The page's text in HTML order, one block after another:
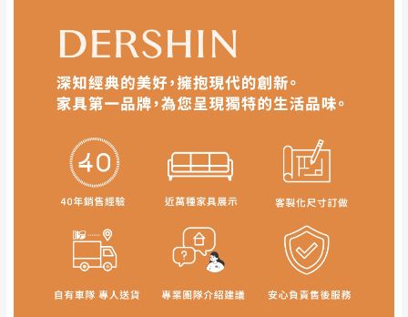
商品，無法指定特定時間送達，司機當天到貨前皆會
再與您通知，讓您不用整天在家等貨，以免浪費你的
寶貴時間。
如遇自然災害、政府宣布之災害警報等不可抗力情
或停止運送服務。
百貨公司配送暫無法配合開店前、閉店後時段，並送
至百貨公司卸貨區為限，恕無法送至指定樓面。
遇百貨周年慶期間，恕暫停百貨公司相關運送 》
無回收家具服務，若需回收家俱可聯絡當地請清潔隊
回收,免付費清運專線：0800-085-717
件短缺，則維修、搬運費用，需由消費者自
會進行維修)。
若非商品品質瑕疵問題於鑑賞期內退貨之情
形，我們需酌收退貨運費。
如欲放置營業場所及公開場合之商品則無享
訂單成立時請儘速於三日內完成付款，交易恕不
殺價，商品均已最低價格售出
，且在特定時日會給
予折扣，請密切注意。